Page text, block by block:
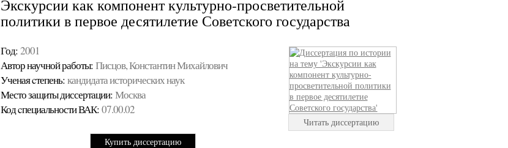
Экскурсии как компонент культурно-просветительной
политики в первое десятилетие Советского государства
Год: 2001
Автор научной работы: Писцов, Константин Михайлович
Ученая cтепень: кандидата исторических наук
Место защиты диссертации: Москва
Код cпециальности ВАК: 07.00.02
Купить диссертацию
Читать диссертацию